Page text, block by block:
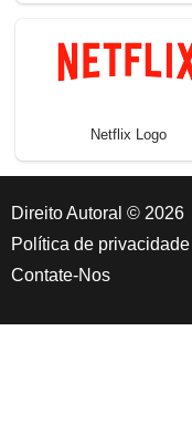
Netflix Logo
Direito Autoral © 2026
Política de privacidade
Contate-Nos